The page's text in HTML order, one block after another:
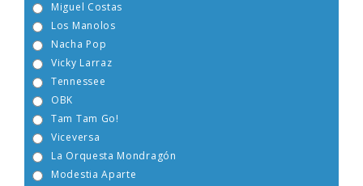
Miguel Costas
Los Manolos
Nacha Pop
Vicky Larraz
Tennessee
OBK
Tam Tam Go!
Viceversa
La Orquesta Mondragón
Modestia Aparte